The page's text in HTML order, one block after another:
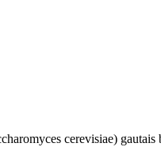
cerevisiae) gautais